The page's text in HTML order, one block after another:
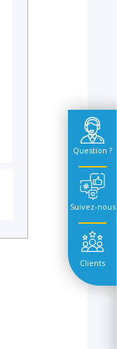
Question ?
Suivez-nous
Clients